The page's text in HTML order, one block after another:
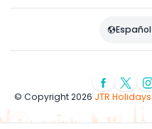
Español
© Copyright 2026 JTR Holidays